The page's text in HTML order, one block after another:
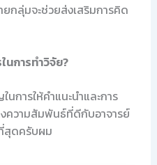
กลุ่มจะช่วยส่งเสริมการคิด
นการทำวิจัย?
การให้คำแนะนำและการ
ความสัมพันธ์ที่ดีกับอาจารย์
สุดครับผม